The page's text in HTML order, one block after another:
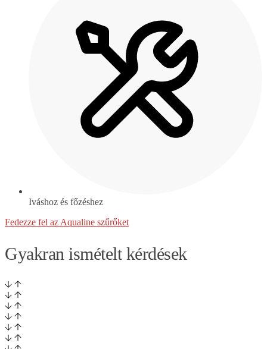
Iváshoz és főzéshez
Fedezze fel az Aqualine szűrőket
Gyakran ismételt kérdések